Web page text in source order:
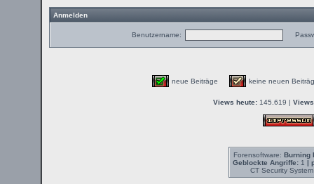
Anmelden
Benutzername:
neue Beiträge keine neuen
Views heute: 145.619 |
Forensoftware: Burning
Geblockte Angriffe:1 |
CT Security